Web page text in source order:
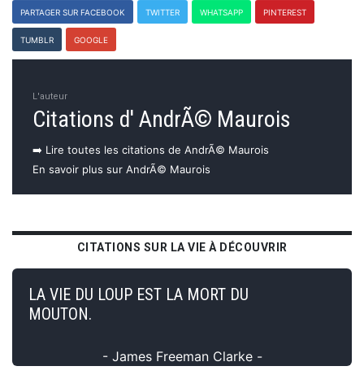
PARTAGER SUR FACEBOOK TWITTER WHATSAPP PINTEREST
TUMBLR GOOGLE
L'auteur
Citations d' AndrÃ© Maurois
➡️ Lire toutes les citations de AndrÃ© Maurois
En savoir plus sur AndrÃ© Maurois
CITATIONS SUR LA VIE À DÉCOUVRIR
LA VIE DU LOUP EST LA MORT DU
MOUTON.
- James Freeman Clarke -